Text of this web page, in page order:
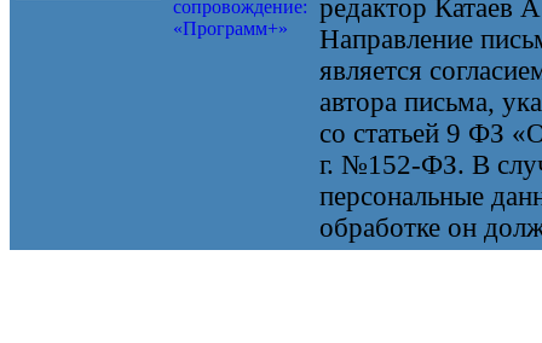
сопровождение:
«Программ+»
редактор Катаев
Направление
является
автора письма,
со статьей 9 ФЗ
г. №152-ФЗ. В
персональные
обработке он